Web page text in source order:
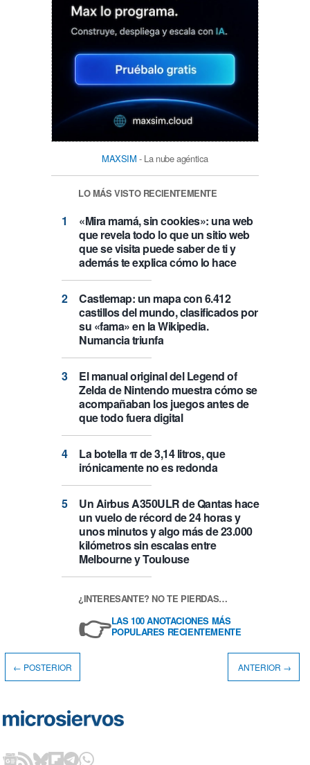
MAXSIM - La nube agéntica
LO MÁS VISTO RECIENTEMENTE
«Mira mamá, sin cookies»: una web
que revela todo lo que un sitio web
que se visita puede saber de ti y
además te explica cómo lo hace
Castlemap: un mapa con 6.412
castillos del mundo, clasificados por
su «fama» en la Wikipedia.
Numancia triunfa
El manual original del Legend of
Zelda de Nintendo muestra cómo se
acompañaban los juegos antes de
que todo fuera digital
La botella π de 3,14 litros, que
irónicamente no es redonda
Un Airbus A350ULR de Qantas hace
un vuelo de récord de 24 horas y
unos minutos y algo más de 23.000
kilómetros sin escalas entre
Melbourne y Toulouse
¿INTERESANTE? NO TE PIERDAS…
👉LAS 100 ANOTACIONES MÁS
POPULARES RECIENTEMENTE
← POSTERIOR ANTERIOR →